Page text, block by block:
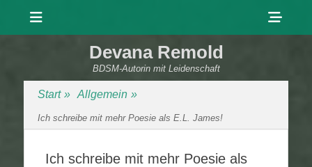
Devana Remold
BDSM-Autorin mit Leidenschaft
Start » Allgemein »
Ich schreibe mit mehr Poesie als E.L. James!
Ich schreibe mit mehr Poesie als